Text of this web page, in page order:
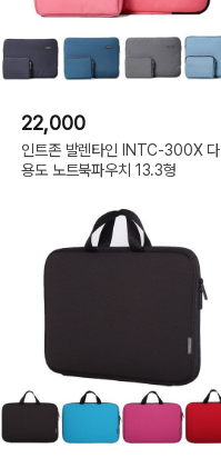
22,000
인트존 발렌타인 INTC-300X 다
용도 노트북파우치 13.3형